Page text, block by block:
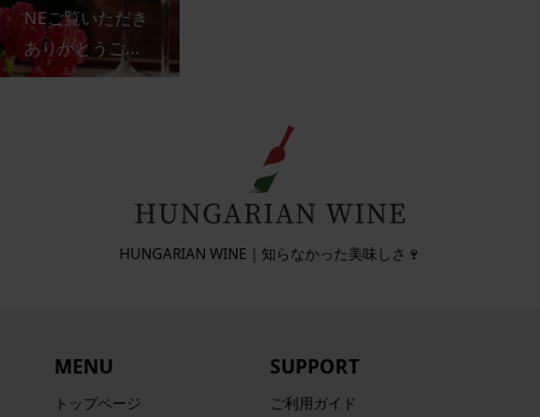
NEご覧いただき
ありがとうご...
HUNGARIAN WINE｜知らなかった美味しさ🍷
MENU
トップページ
SUPPORT
ご利用ガイド